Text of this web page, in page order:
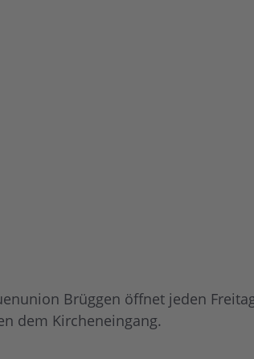
Brüggen öffnet jeden
dem Kircheneingang.